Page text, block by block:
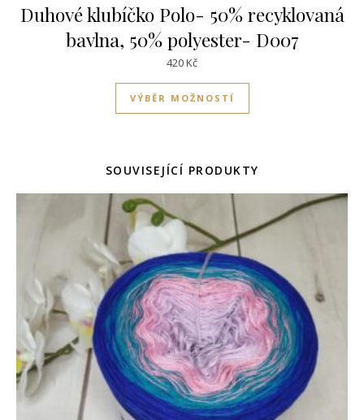
Duhové klubíčko Polo- 50% recyklovaná
bavlna, 50% polyester- D007
420Kč
VÝBĚR MOŽNOSTÍ
Tento produkt má
SOUVISEJÍCÍ PRODUKTY